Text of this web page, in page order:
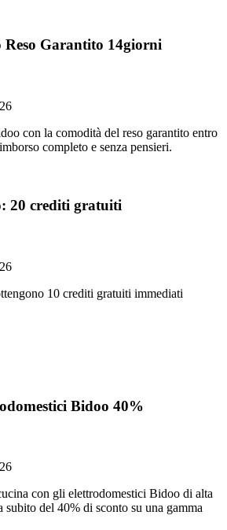
Reso Garantito 14giorni
con la comodità del reso garantito entro
completo e senza pensieri.
20 crediti gratuiti
10 crediti gratuiti immediati
Bidoo 40%
con gli elettrodomestici Bidoo di alta
del 40% di sconto su una gamma